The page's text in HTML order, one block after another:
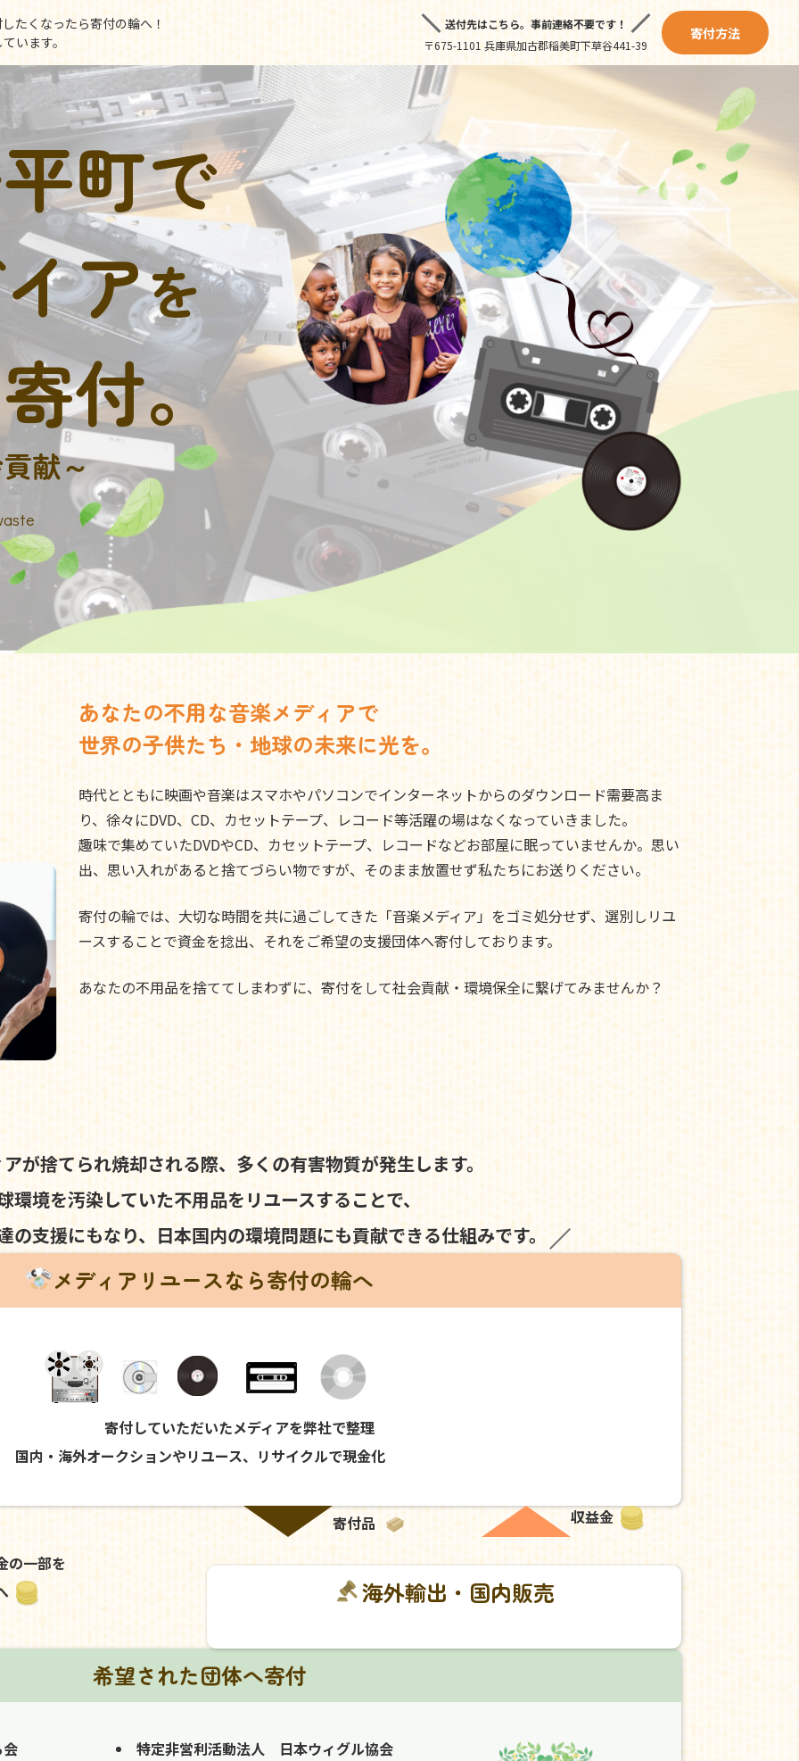
たくなったら寄付の輪へ！
います。
送付先はこちら。 事前連絡不要です！
〒675-1101 兵庫県加古郡稲美町下草谷441-39
寄付方法
町で
アを
付。
献～
あなたの不用な音楽メディアで
世界の子供たち・地球の未来に光を。
時代とともに映画や音楽はスマホやパソコンでインターネットからのダウンロード需要高ま
り、徐々にDVD、CD、カセットテープ、レコード等活躍の場はなくなっていきました。
趣味で集めていたDVDやCD、カセットテープ、レコードなどお部屋に眠っていませんか。思い
出、思い入れがあると捨てづらい物ですが、そのまま放置せず私たちにお送りください。
寄付の輪では、大切な時間を共に過ごしてきた「音楽メディア」をゴミ処分せず、選別しリユ
ースすることで資金を捻出、それをご希望の支援団体へ寄付しております。
あなたの不用品を捨ててしまわずに、寄付をして社会貢献・環境保全に繋げてみませんか？
が捨てられ焼却される際、 多くの有害物質が発生します。
環境を汚染していた不用品を リユースすることで、
支援にもなり、 日本国内の環境問題にも貢献できる仕組みです。
メディアリユースなら寄付の輪へ
寄付していただいたメディアを弊社で整理
国内・海外オークションやリユース、リサイクルで現金化
の一部を
寄付品 収益金
海外輸出・国内販売
希望された団体へ寄付
特定非営利活動法人 日本ウィグル協会